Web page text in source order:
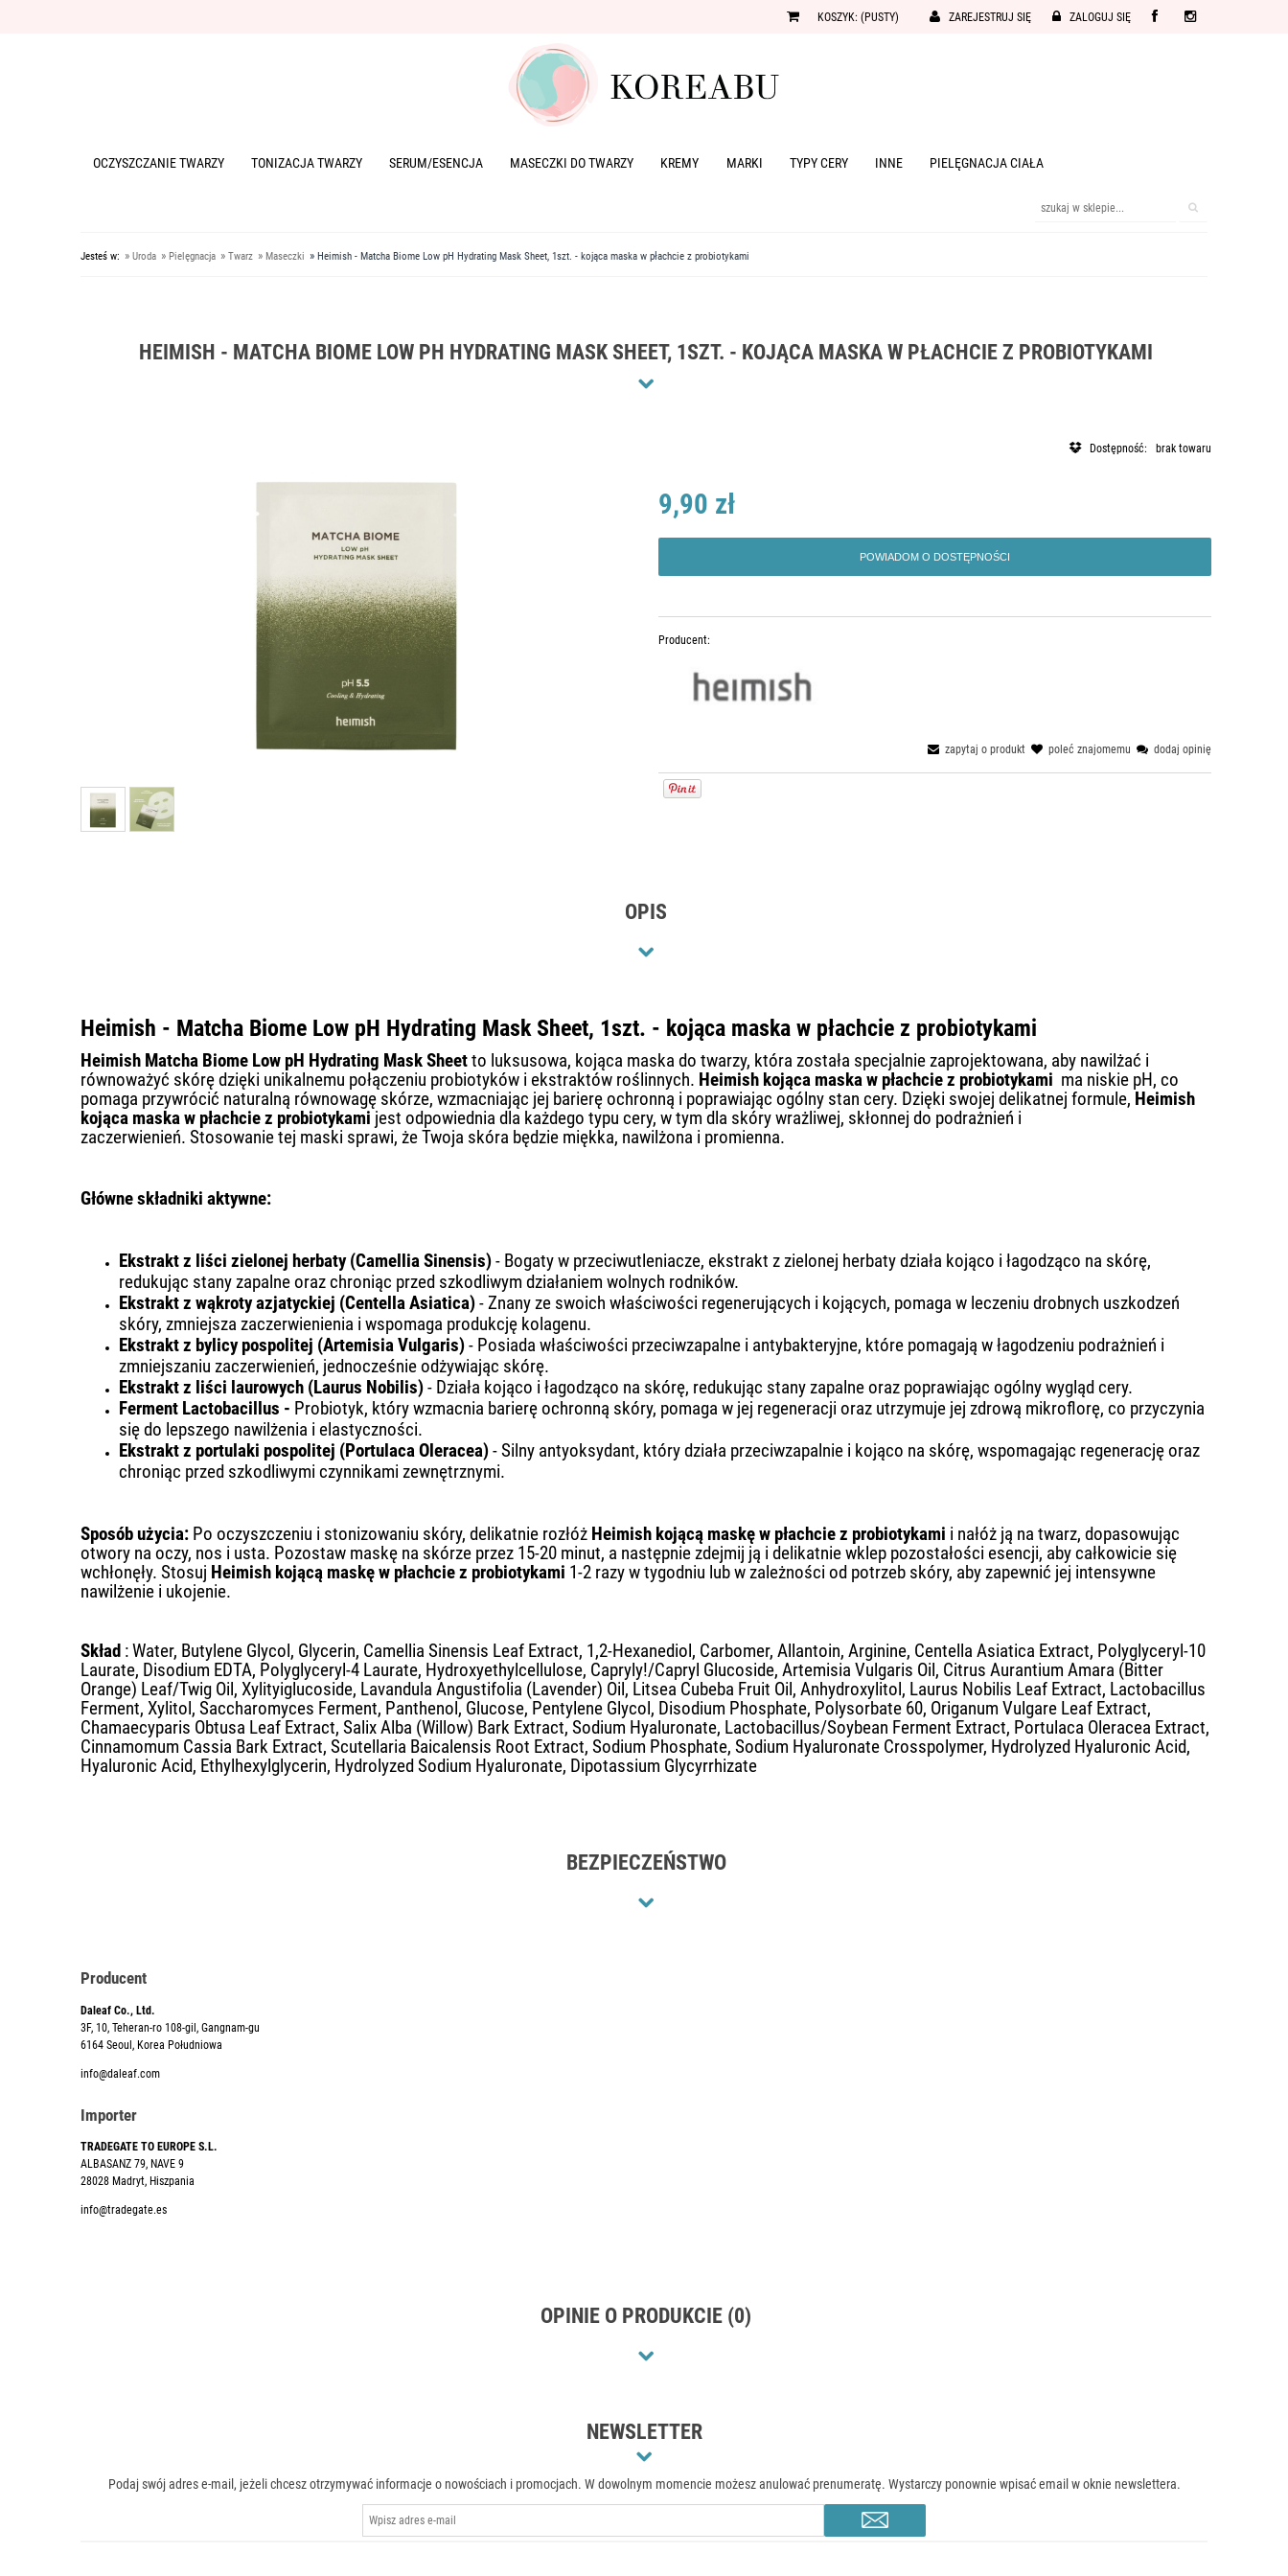
KOSZYK: (PUSTY) ZAREJESTRUJ SIĘ ZALOGUJ SIĘ
OCZYSZCZANIE TWARZY TONIZACJA TWARZY SERUM/ESENCJA MASECZKI DO TWARZY KREMY MARKI TYPY CERY INNE PIELĘGNACJA CIAŁA
Jesteś w: » Uroda » Pielęgnacja » Twarz » Maseczki » Heimish - Matcha Biome Low pH Hydrating Mask Sheet, 1szt. - kojąca maska w płachcie z probiotykami
HEIMISH - MATCHA BIOME LOW PH HYDRATING MASK SHEET, 1SZT. - KOJĄCA MASKA W PŁACHCIE Z PROBIOTYKAMI
Dostępność: brak towaru
9,90 zł
POWIADOM O DOSTĘPNOŚCI
Producent:
zapytaj o produkt poleć znajomemu dodaj opinię
OPIS
Heimish - Matcha Biome Low pH Hydrating Mask Sheet, 1szt. - kojąca maska w płachcie z probiotykami
Heimish Matcha Biome Low pH Hydrating Mask Sheetto luksusowa, kojąca maska do twarzy, która została specjalnie zaprojektowana, aby nawilżać i
równoważyć skórę dzięki unikalnemu połączeniu probiotyków i ekstraktów roślinnych. Heimish kojąca maska w płachcie z probiotykami ma niskie pH, co
pomaga przywrócić naturalną równowagę skórze, wzmacniając jej barierę ochronną i poprawiając ogólny stan cery. Dzięki swojej delikatnej formule, Heimish
kojąca maska w płachcie z probiotykami jest odpowiednia dla każdego typu cery, w tym dla skóry wrażliwej, skłonnej do podrażnień i
zaczerwienień. Stosowanie tej maski sprawi, że Twoja skóra będzie miękka, nawilżona i promienna.
Główne składniki aktywne:
Ekstrakt z liści zielonej herbaty (Camellia Sinensis)- Bogaty w przeciwutleniacze, ekstrakt z zielonej herbaty działa kojąco i łagodząco na skórę,
redukując stany zapalne oraz chroniąc przed szkodliwym działaniem wolnych rodników.
Ekstrakt z wąkroty azjatyckiej (Centella Asiatica)- Znany ze swoich właściwości regenerujących i kojących, pomaga w leczeniu drobnych uszkodzeń
skóry, zmniejsza zaczerwienienia i wspomaga produkcję kolagenu.
Ekstrakt z bylicy pospolitej (Artemisia Vulgaris)- Posiada właściwości przeciwzapalne i antybakteryjne, które pomagają w łagodzeniu podrażnień i
zmniejszaniu zaczerwienień, jednocześnie odżywiając skórę.
Ekstrakt z liści laurowych (Laurus Nobilis)- Działa kojąco i łagodząco na skórę, redukując stany zapalne oraz poprawiając ogólny wygląd cery.
Ferment Lactobacillus - Probiotyk, który wzmacnia barierę ochronną skóry, pomaga w jej regeneracji oraz utrzymuje jej zdrową mikroflorę, co przyczynia
się do lepszego nawilżenia i elastyczności.
Ekstrakt z portulaki pospolitej (Portulaca Oleracea)- Silny antyoksydant, który działa przeciwzapalnie i kojąco na skórę, wspomagając regenerację oraz
chroniąc przed szkodliwymi czynnikami zewnętrznymi.
Sposób użycia: Po oczyszczeniu i stonizowaniu skóry, delikatnie rozłóż Heimish kojącą maskę w płachcie z probiotykami i nałóż ją na twarz, dopasowując
otwory na oczy, nos i usta. Pozostaw maskę na skórze przez 15-20 minut, a następnie zdejmij ją i delikatnie wklep pozostałości esencji, aby całkowicie się
wchłonęły. Stosuj Heimish kojącą maskę w płachcie z probiotykami 1-2 razy w tygodniu lub w zależności od potrzeb skóry, aby zapewnić jej intensywne
nawilżenie i ukojenie.
Skład : Water, Butylene Glycol, Glycerin, Camellia Sinensis Leaf Extract, 1,2-Hexanediol, Carbomer, Allantoin, Arginine, Centella Asiatica Extract, Polyglyceryl-10
Laurate, Disodium EDTA, Polyglyceryl-4 Laurate, Hydroxyethylcellulose, Capryly!/Capryl Glucoside, Artemisia Vulgaris Oil, Citrus Aurantium Amara (Bitter
Orange) Leaf/Twig Oil, Xylityiglucoside, Lavandula Angustifolia (Lavender) Oil, Litsea Cubeba Fruit Oil, Anhydroxylitol, Laurus Nobilis Leaf Extract, Lactobacillus
Ferment, Xylitol, Saccharomyces Ferment, Panthenol, Glucose, Pentylene Glycol, Disodium Phosphate, Polysorbate 60, Origanum Vulgare Leaf Extract,
Chamaecyparis Obtusa Leaf Extract, Salix Alba (Willow) Bark Extract, Sodium Hyaluronate, Lactobacillus/Soybean Ferment Extract, Portulaca Oleracea Extract,
Cinnamomum Cassia Bark Extract, Scutellaria Baicalensis Root Extract, Sodium Phosphate, Sodium Hyaluronate Crosspolymer, Hydrolyzed Hyaluronic Acid,
Hyaluronic Acid, Ethylhexylglycerin, Hydrolyzed Sodium Hyaluronate, Dipotassium Glycyrrhizate
BEZPIECZEŃSTWO
Producent
Daleaf Co., Ltd.
3F, 10, Teheran-ro 108-gil, Gangnam-gu
6164 Seoul, Korea Południowa
info@daleaf.com
Importer
TRADEGATE TO EUROPE S.L.
ALBASANZ 79, NAVE 9
28028 Madryt, Hiszpania
info@tradegate.es
OPINIE O PRODUKCIE (0)
NEWSLETTER
Podaj swój adres e-mail, jeżeli chcesz otrzymywać informacje o nowościach i promocjach. W dowolnym momencie możesz anulować prenumeratę. Wystarczy ponownie wpisać email w oknie newslettera.